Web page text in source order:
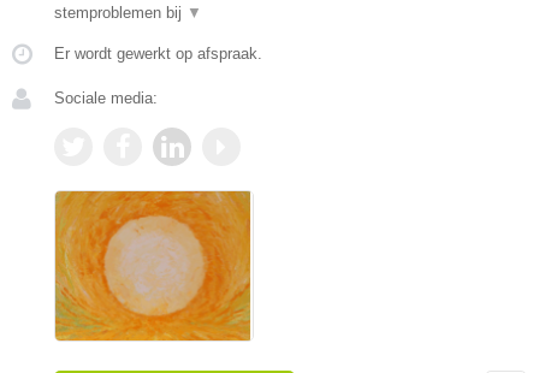
stemproblemen bij ▼
Er wordt gewerkt op afspraak.
Sociale media: